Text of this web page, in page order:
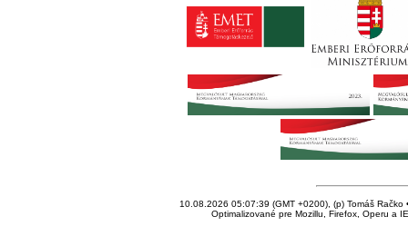
10.08.2026 05:07:39 (GMT +0200), (p) Tomáš Račko
Optimalizované pre Mozillu, Firefox, Operu a